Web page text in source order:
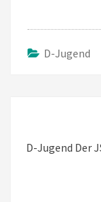
D-Jugend
D-Jugend Der